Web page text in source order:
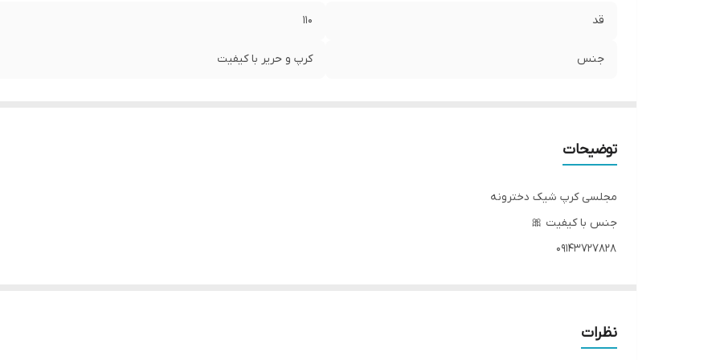
قد ۱۱۰
جنس کرپ و حریر با کیفیت
توضیحات
مجلسی کرپ شیک دخترونه
جنس با کیفیت 🎀
نظرات